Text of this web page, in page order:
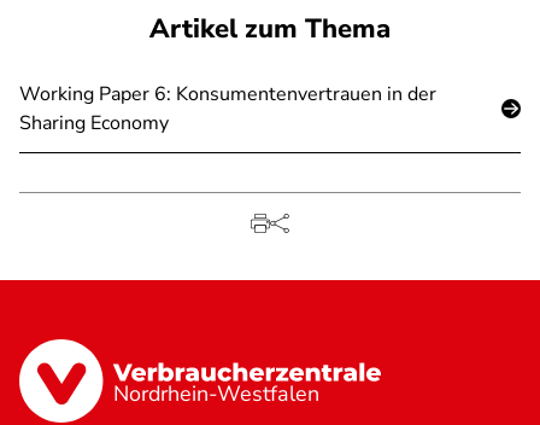
Artikel zum Thema
Working Paper 6: Konsumentenvertrauen in der
Sharing Economy
Nordrhein-Westfalen